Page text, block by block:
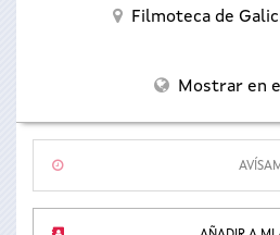
Filmoteca de
Mostrar en